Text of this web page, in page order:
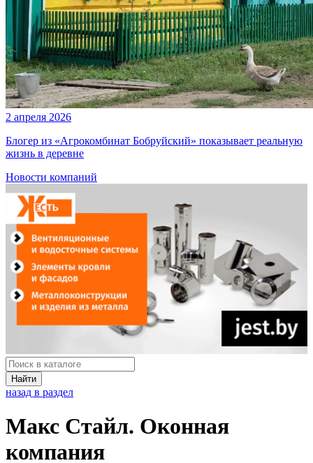
2 апреля 2026
Блогер из «Агрокомбинат Бобруйский» показывает реальную
жизнь в деревне
Новости компаний
Найти
назад в раздел
Макс Стайл. Оконная
компания